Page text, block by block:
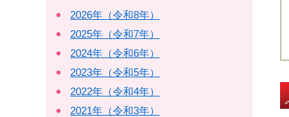
2026年（令和8年）
2025年（令和7年）
2024年（令和6年）
2023年（令和5年）
2022年（令和4年）
2021年（令和3年）